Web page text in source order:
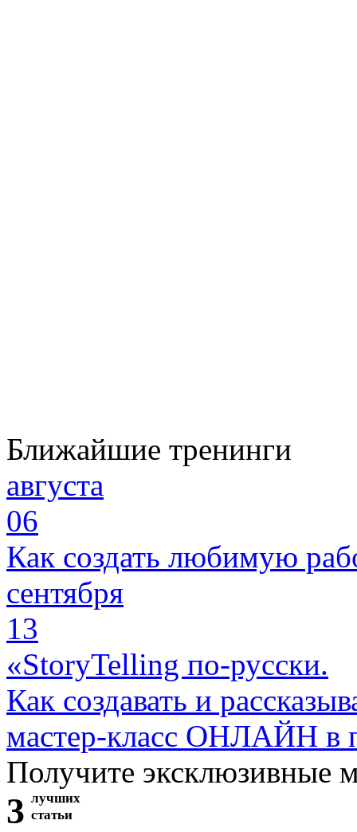
Ближайшие тренинги
августа
06
Как создать любимую
сентября
13
«StoryTelling по-русски.
Как создавать и
мастер-класс ОНЛАЙН в
Получите эксклюзивные
3 лучших
статьи